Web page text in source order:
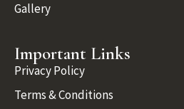
Gallery
Important Links
Privacy Policy
Terms & Conditions